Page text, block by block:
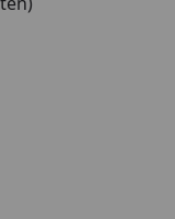
Weber, sobald
wir
Es dient
oder fehlenden